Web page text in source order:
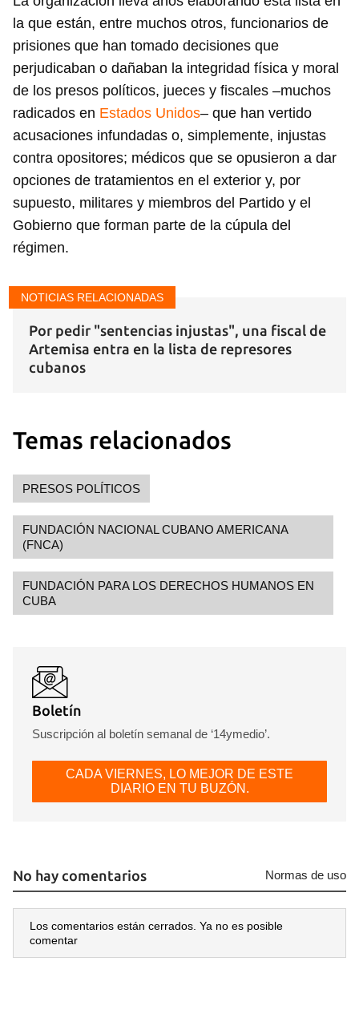
Para poder guardar como favorito, primero has de
la que están, entre muchos otros, funcionarios de
prisiones que han tomado decisiones que
perjudicaban o dañaban la integridad física y moral
de los presos políticos, jueces y fiscales –muchos
radicados en Estados Unidos– que han vertido
acusaciones infundadas o, simplemente, injustas
contra opositores; médicos que se opusieron a dar
opciones de tratamientos en el exterior y, por
supuesto, militares y miembros del Partido y el
Gobierno que forman parte de la cúpula del
régimen.
NOTICIAS RELACIONADAS
Por pedir "sentencias injustas", una fiscal de
Artemisa entra en la lista de represores
cubanos
Temas relacionados
PRESOS POLÍTICOS
FUNDACIÓN NACIONAL CUBANO AMERICANA
(FNCA)
FUNDACIÓN PARA LOS DERECHOS HUMANOS EN
CUBA
Boletín
Suscripción al boletín semanal de ‘14ymedio’.
CADA VIERNES, LO MEJOR DE ESTE
DIARIO EN TU BUZÓN.
No hay comentarios Normas de uso
Los comentarios están cerrados. Ya no es posible
comentar